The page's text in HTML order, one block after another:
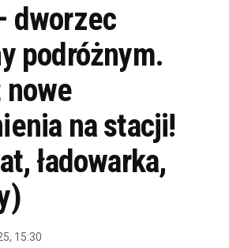
dworzec
podróżnym.
nowe
na stacji!
ładowarka,
15:30